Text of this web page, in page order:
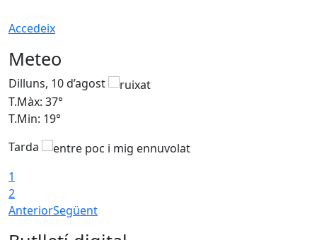
Accedeix
Meteo
Dilluns, 10 d’agost
T.Màx: 37°
T.Min: 19°
Tarda
1
2
AnteriorSegüent